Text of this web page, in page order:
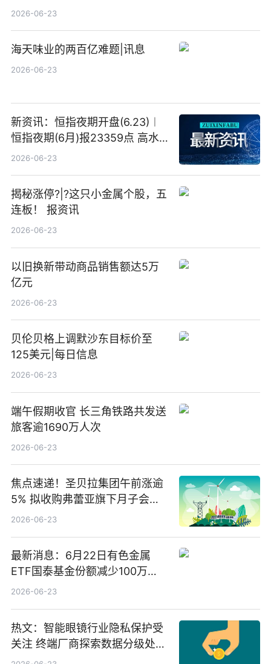
港元的亏损 同比盈转亏
2026-06-23
海天味业的两百亿难题|讯息
2026-06-23
新资讯：恒指夜期开盘(6.23)︱
恒指夜期(6月)报23359点 高水
23点
2026-06-23
揭秘涨停?|?这只小金属个股，五
连板！ 报资讯
2026-06-23
以旧换新带动商品销售额达5万
亿元
2026-06-23
贝伦贝格上调默沙东目标价至
125美元|每日信息
2026-06-23
端午假期收官 长三角铁路共发送
旅客逾1690万人次
2026-06-23
焦点速递！圣贝拉集团午前涨逾
5% 拟收购弗蕾亚旗下月子会所
业务少数股权
2026-06-23
最新消息：6月22日有色金属
ETF国泰基金份额减少100万
份，重仓股紫金矿业、洛阳钼
2026-06-23
热文：智能眼镜行业隐私保护受
关注 终端厂商探索数据分级处理
等方案